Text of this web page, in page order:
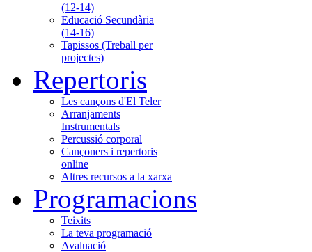
(12-14)
Educació Secundària
(14-16)
Tapissos (Treball per
projectes)
Repertoris
Les cançons d'El Teler
Arranjaments
Instrumentals
Percussió corporal
Cançoners i repertoris
online
Altres recursos a la xarxa
Programacions
Teixits
La teva programació
Avaluació